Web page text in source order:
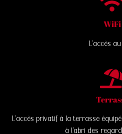
WiFi
L’accès au
L’accès privatif à la terrasse
à l’abri des